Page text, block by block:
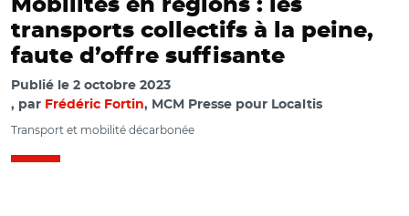
Mobilités en régions : les
transports collectifs à la peine,
faute d’offre suffisante
Publié le 2 octobre 2023
par Frédéric Fortin, MCM Presse pour Localtis
Transport et mobilité décarbonée